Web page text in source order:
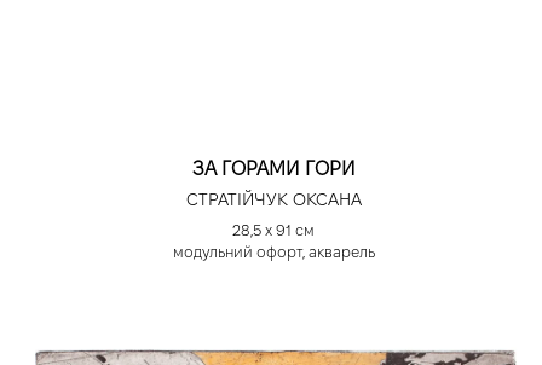
ЗА ГОРАМИ ГОРИ
СТРАТІЙЧУК ОКСАНА
28,5 х 91 см
модульний офорт, акварель